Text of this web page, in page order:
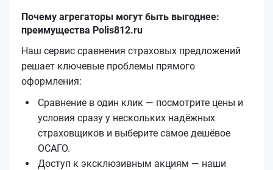
Почему агрегаторы могут быть выгоднее:
преимущества Polis812.ru
Наш сервис сравнения страховых предложений
решает ключевые проблемы прямого
оформления:
Сравнение в один клик — посмотрите цены и
условия сразу у нескольких надёжных
страховщиков и выберите самое дешёвое
ОСАГО.
Доступ к эксклюзивным акциям — наши